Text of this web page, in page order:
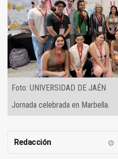
Foto: UNIVERSIDAD DE JAÉN
Jornada celebrada en Marbella.
Redacción